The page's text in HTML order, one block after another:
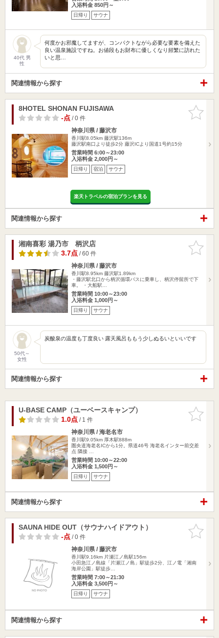
入浴料金 850円～
日帰り サウナ
40代 男
性
何度かお邪魔してますが、コンパクトながら必要な要素を備えた
良い温泉施設ですね。お値段もお財布に優しくなり頻繁に訪れた
いと思…
関連情報から探す
お気に入
りに追加
8HOTEL SHONAN FUJISAWA
-点/ 0 件
神奈川県 / 藤沢市
香川駅8.05km 藤沢駅136m
藤沢駅南口より徒歩2分 藤沢ICより国道1号約15分
営業時間 6:00～23:00
入浴料金 2,000円～
日帰り 宿泊 サウナ
楽天トラベルの宿泊プランを見る
関連情報から探す
お気に入
りに追加
湘南喜彩 湯乃市 柄沢店
3.7点/ 60 件
神奈川県 / 藤沢市
香川駅8.95km 藤沢駅1.89km
・藤沢駅北口から柄沢循環バスに乗車し、柄沢停留所で下
車。 ・大船駅…
営業時間 10:00～23:00
入浴料金 1,000円～
日帰り サウナ
50代～
女性
炭酸泉の温度も丁度良い 露天風呂ももう少しぬるいといいです
関連情報から探す
お気に入
りに追加
U-BASE CAMP（ユーベースキャンプ）
1.0点/ 1 件
神奈川県 / 海老名市
香川駅9.05km 厚木駅888m
圏央道海老名ICから1分。県道46号 海老名インター前交差
点 隣接 …
営業時間 10:00～22:00
入浴料金 1,500円～
日帰り サウナ
関連情報から探す
お気に入
りに追加
SAUNA HIDE OUT（サウナハイドアウト）
-点/ 0 件
神奈川県 / 藤沢市
香川駅9.16km 片瀬江ノ島駅156m
小田急江ノ島線「片瀬江ノ島」駅徒歩2分、江ノ電「湘南
海岸公園」駅徒歩…
営業時間 7:00～21:30
入浴料金 3,500円～
日帰り サウナ
関連情報から探す